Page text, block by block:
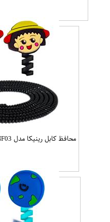
محافظ کابل رینیکا مدل Happy Boy NF03 مجموعه 3 عددی